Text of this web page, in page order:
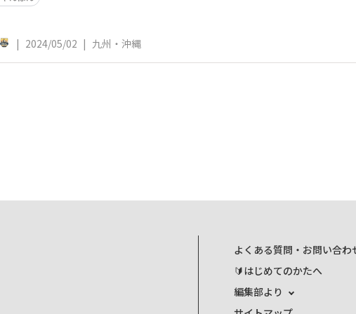
| 2024/05/02 | 九州・沖縄
よくある質問・お問い合わ
🔰はじめてのかたへ
編集部より